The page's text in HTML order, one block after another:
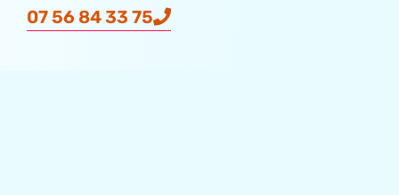
07 56 84 33 75